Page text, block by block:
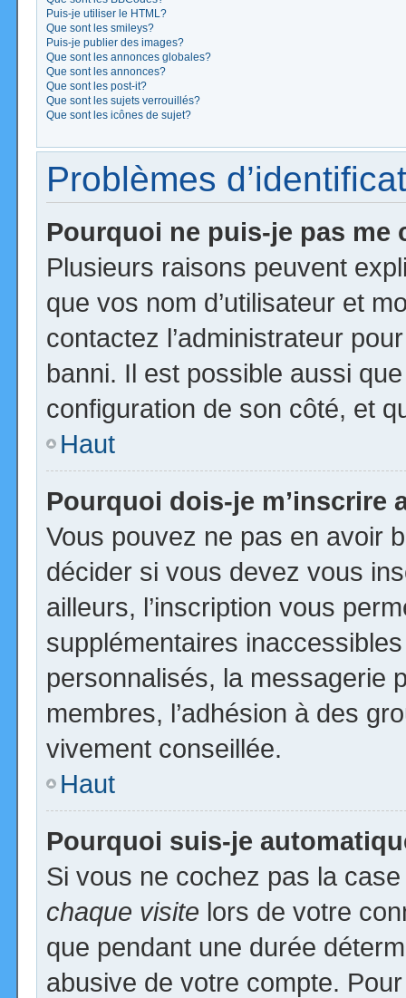
Puis-je utiliser le HTML?
Que sont les smileys?
Puis-je publier des images?
Que sont les annonces globales?
Que sont les annonces?
Que sont les post-it?
Que sont les sujets verrouillés?
Que sont les icônes de sujet?
Problèmes
Pourquoi ne puis-je pas me
Plusieurs raisons peuvent
que vos nom d’utilisateur et
contactez l’administrateur
banni. Il est possible aussi
configuration de son côté, et
Haut
Pourquoi dois-je m’inscrire
Vous pouvez ne pas en avoir
décider si vous devez vous
ailleurs, l’inscription vous
supplémentaires
personnalisés, la messagerie
membres, l’adhésion à des
vivement conseillée.
Haut
Pourquoi suis-je
Si vous ne cochez pas la
chaque visite lors de votre
que pendant une durée
abusive de votre compte.